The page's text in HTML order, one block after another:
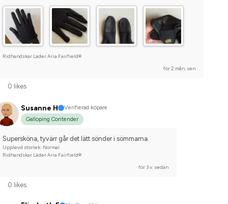
Ridhandskar Läder Aria Fairfield®
för 2 mån. sen
0 likes
Susanne H
Verifierad köpare
Galloping Contender
Supersköna, tyvärr går det lätt sönder i sömmarna.
Upplevd storlek: Normal
Ridhandskar Läder Aria Fairfield®
för 3 v. sedan
0 likes